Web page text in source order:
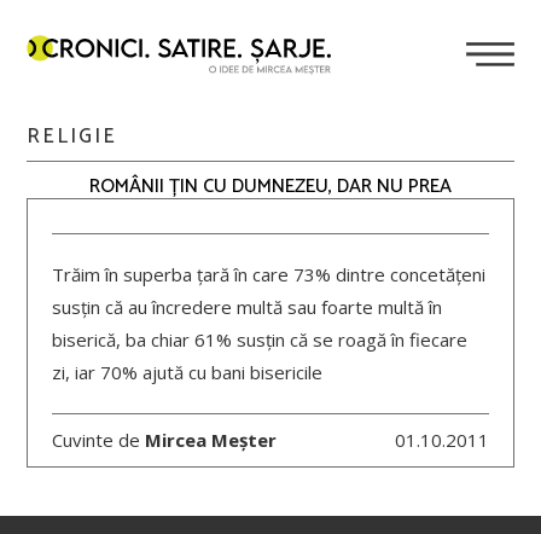
RELIGIE
ROMÂNII ȚIN CU DUMNEZEU, DAR NU PREA
Trăim în superba țară în care 73% dintre concetățeni
susțin că au încredere multă sau foarte multă în
biserică, ba chiar 61% susțin că se roagă în fiecare
zi, iar 70% ajută cu bani bisericile
Cuvinte de Mircea Meșter 01.10.2011